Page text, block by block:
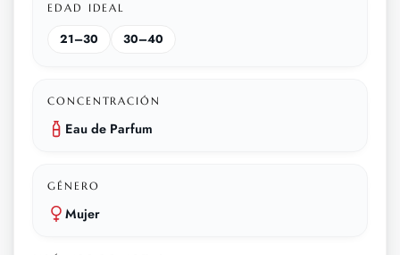
EDAD IDEAL
21–30 30–40
CONCENTRACIÓN
Eau de Parfum
GÉNERO
Mujer